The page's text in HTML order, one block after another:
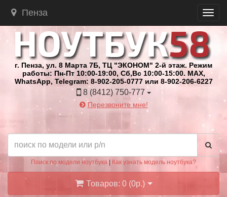
Пенза
г. Пенза, ул. 8 Марта 7Б, ТЦ "ЭКОНОМ" 2-й этаж. Режим
работы: Пн-Пт 10:00-19:00, Сб,Вс 10:00-15:00. MAX,
WhatsApp, Telegram: 8-902-205-0777 или 8-902-206-6227
8 (8412) 750-777
Перезвоните мне!
Поиск по модели ноутбука Как узнать модель ноутбука?
Товаров: 0 (0р.)